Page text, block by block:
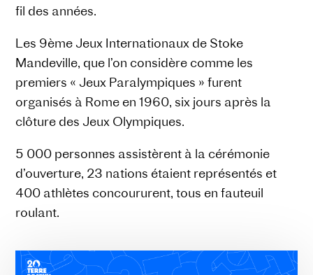
fil des années.
Les 9ème Jeux Internationaux de Stoke
Mandeville, que l’on considère comme les
premiers « Jeux Paralympiques » furent
organisés à Rome en 1960, six jours après la
clôture des Jeux Olympiques.
5 000 personnes assistèrent à la cérémonie
d’ouverture, 23 nations étaient représentés et
400 athlètes concoururent, tous en fauteuil
roulant.